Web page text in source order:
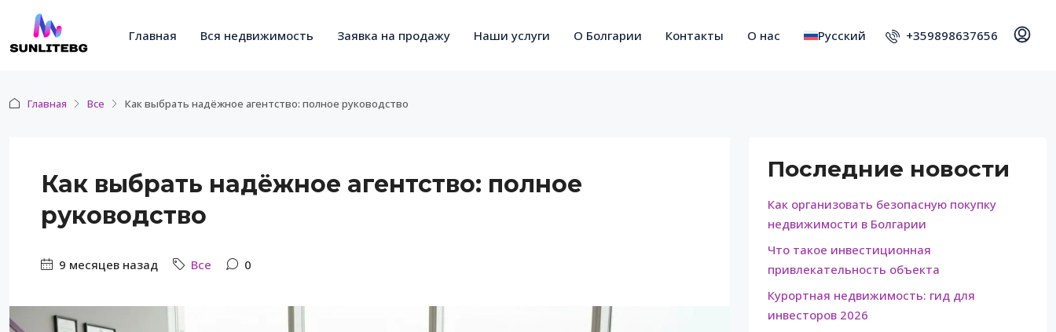
Главная Вся недвижимость Заявка на продажу Наши услуги О Болгарии Контакты О нас Русский +359898637656
Главная Все Как выбрать надёжное агентство: полное руководство
Как выбрать надёжное агентство: полное
руководство
9 месяцев назад Все 0
Последние новости
Как организовать безопасную покупку
недвижимости в Болгарии
Что такое инвестиционная
привлекательность объекта
Курортная недвижимость: гид для
инвесторов 2026